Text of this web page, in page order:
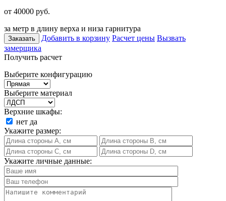
от 40000 руб.
за метр в длину верха и низа гарнитура
Заказать Добавить в корзину Расчет цены Вызвать
замерщика
Получить расчет
Выберите конфигурацию
Выберите материал
Верхние шкафы:
нет да
Укажите размер:
Укажите личные данные: